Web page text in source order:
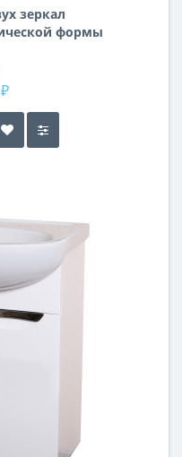
зеркал
формы